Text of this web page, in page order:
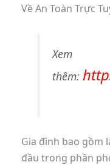
Về An Toàn Trực
Xem
thêm:
Gia đình bao gồm
đầu trong phần